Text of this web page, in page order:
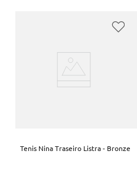
Tenis Nina Traseiro Listra - Bronze